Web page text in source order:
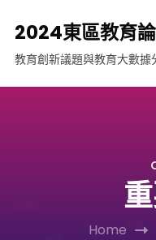
content
(Press
2024東區教育
教育創新議題與教育大數據
Home